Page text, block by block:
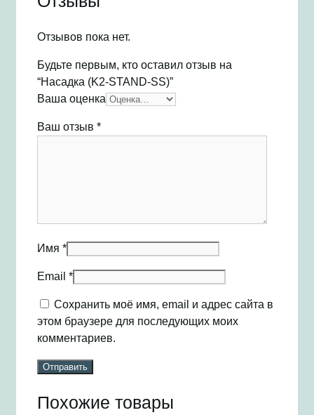
Отзывов пока нет.
Будьте первым, кто оставил отзыв на
“Насадка (K2-STAND-SS)”
Ваша оценка
Ваш отзыв *
Имя *
Email *
Сохранить моё имя, email и адрес сайта в
этом браузере для последующих моих
комментариев.
Похожие товары